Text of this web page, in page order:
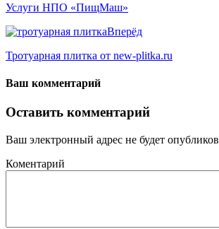
Услуги НПО «ПищМаш»
Вперёд
Тротуарная плитка от new-plitka.ru
Ваш комментарий
Оставить комментарий
Ваш электронный адрес не будет
Коментарий